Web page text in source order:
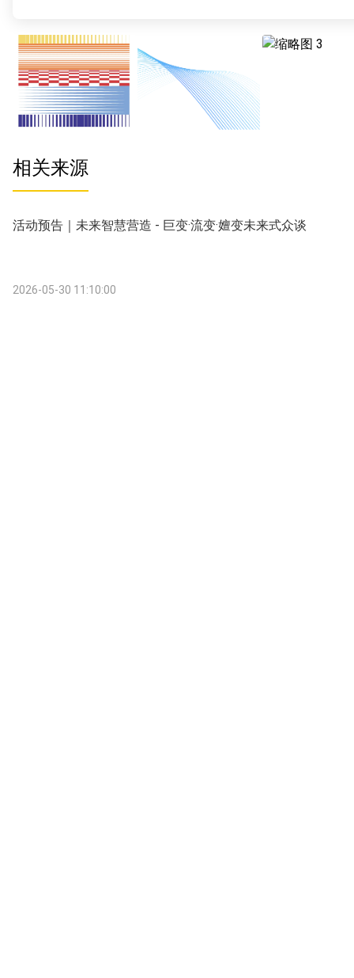
相关来源
活动预告｜未来智慧营造 - 巨变·流变·嬗变未来式众谈
2026-05-30 11:10:00